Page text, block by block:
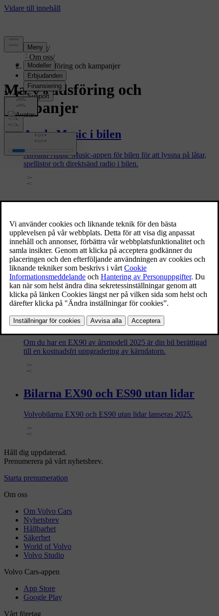
Support/
Om oss/
Marknadsföring och kampanjer
Marknadsföring och
kampanjer
Apple Music i bilen
Använd Apple Music-appen för bilen för att lyssna på låtar,
spellistor och direktsänd radio i bilen.
Uppgradering till Google Gemini i
din bil
Google Gemini införs successivt i Volvo-bilar som ett valfritt
uppgraderingsalternativ till Google Assistent. När funktionen
blir tillgänglig för ditt Google-konto kan du välja att aktivera
den för att komma igång.
Uppgradera din EX90 med en ny
kärndator
Om du har en EX90 av årsmodell 2025 är din bil berättigad
till en kostnadsfri uppgradering av kärndatorn.
Bilarna EX90 och ES90 utan lidar
Volvobilarna EX90 och ES90 utan lidar lanseras 2025.